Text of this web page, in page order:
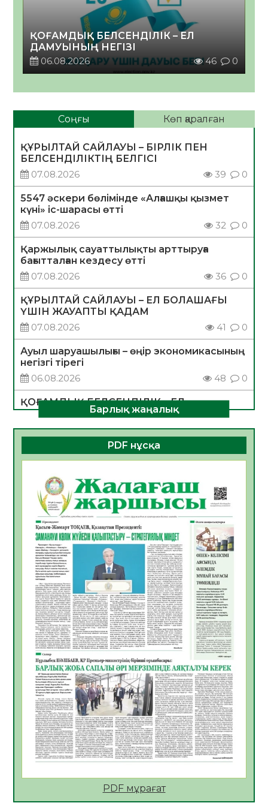
ҚОҒАМДЫҚ БЕЛСЕНДІЛІК – ЕЛ
ДАМУЫНЫҢ НЕГІЗІ
06.08.2026
46 0
Соңғы Көп қаралған
ҚҰРЫЛТАЙ САЙЛАУЫ – БІРЛІК ПЕН
БЕЛСЕНДІЛІКТІҢ БЕЛГІСІ
07.08.2026
39 0
5547 әскери бөлімінде «Алғашқы қызмет
күні» іс-шарасы өтті
07.08.2026
32 0
Қаржылық сауаттылықты арттыруға
бағытталған кездесу өтті
07.08.2026
36 0
ҚҰРЫЛТАЙ САЙЛАУЫ – ЕЛ БОЛАШАҒЫ
ҮШІН ЖАУАПТЫ ҚАДАМ
07.08.2026
41 0
Ауыл шаруашылығы – өңір экономикасының
негізгі тірегі
06.08.2026
48 0
ҚОҒАМДЫҚ БЕЛСЕНДІЛІК – ЕЛ
ДАМУЫНЫҢ НЕГІЗІ
06.08.2026
46 0
ҚҰРЫЛТАЙ САЙЛАУЫ – БОЛАШАҚҚА
06.08.2026
Инфекциялық ауруларға қарсы иммундау
жұмыстарының тиімділігі
06.08.2026
50
Көкжөтел ауруы туралы
06.08.2026
47
АПВ вакцинасы туралы мәлімет
06.08.2026
45
Open Air: Қызылорда облысы полиция
департаменті 20 мыңнан астам
көрерменнің қауіпсіздігін қамтамасыз етті
06.08.2026
59
ҚЫЗЫЛОРДАДА «САНАЛЫ ҰРПАҚ –
ЖАРҚЫН БОЛАШАҚ» АТТЫ КЕҢЕЙТІЛГЕН
МӘЖІЛІС ӨТТІ
05.08.2026
60
Қазақстан Орталық Азиядағы көшуге ең
Барлық жаңалық
PDF нұсқа
PDF мұрағат